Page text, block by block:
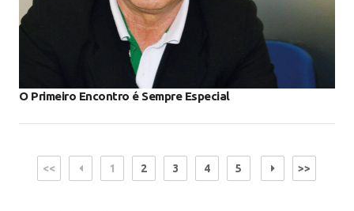
O Primeiro Encontro é Sempre Especial
<< 1 2 3 4 5 >>